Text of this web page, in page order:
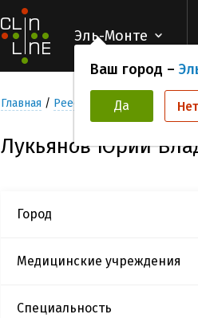
Эль-Монте
Ваш город –
Да
Главная Реестр Исследователей
Лукьянов Юрий
Город
Медицинские учреждения
Специальность